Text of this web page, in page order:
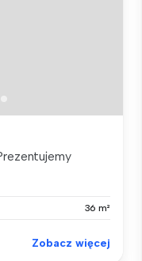
36 m²
Zobacz więcej